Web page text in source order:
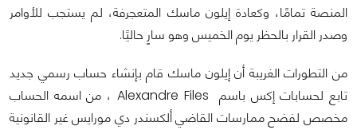
المنصة تمامًا، وكعادة إيلون ماسك المتعجرفة، لم يستجب للأوامر
وصدر القرار بالحظر يوم الخميس وهو سارٍ حاليًا.
من التطورات الغريبة أن إيلون ماسك قام بإنشاء حساب رسمي جديد
تابع لحسابات إكس باسم Alexandre Files ، من اسمه الحساب
مخصص لفضح ممارسات القاضي ألكسندر دي مورايس غير القانونية